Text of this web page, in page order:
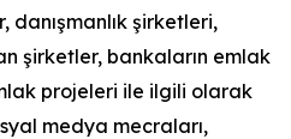
danışmanlık şirketleri,
şirketler, bankaların emlak
projeleri ile ilgili olarak
medya mecraları,